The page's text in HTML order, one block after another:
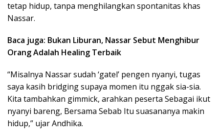
tetap hidup, tanpa menghilangkan spontanitas khas
Nassar.
Baca juga: Bukan Liburan, Nassar Sebut Menghibur
Orang Adalah Healing Terbaik
“Misalnya Nassar sudah ‘gatel’ pengen nyanyi, tugas
saya kasih bridging supaya momen itu nggak sia-sia.
Kita tambahkan gimmick, arahkan peserta Sebagai ikut
nyanyi bareng, Bersama Sebab Itu suasananya makin
hidup,” ujar Andhika.